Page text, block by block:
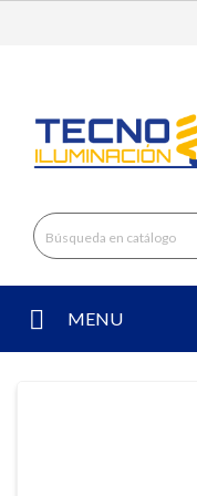
MENU